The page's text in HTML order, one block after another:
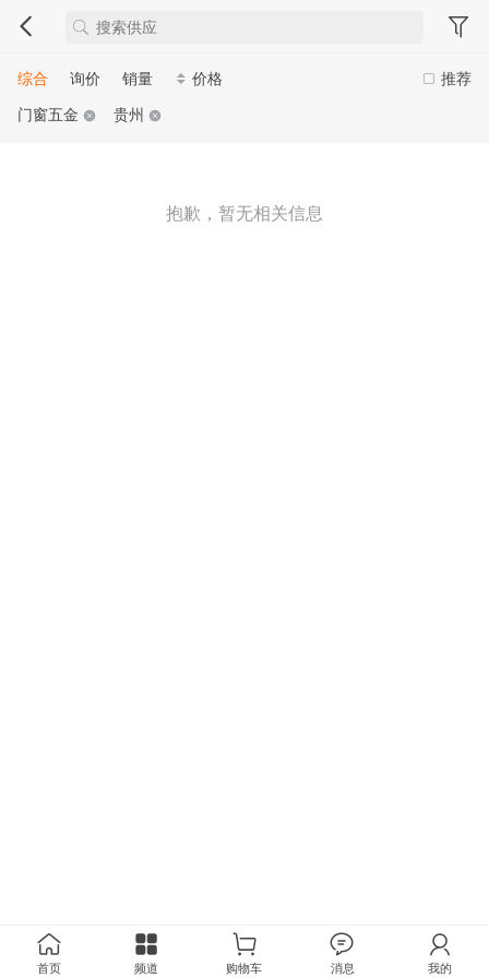
推荐
综合 询价 销量
价格
门窗五金
贵州
抱歉，暂无相关信息
首页 频道 购物车 消息 我的